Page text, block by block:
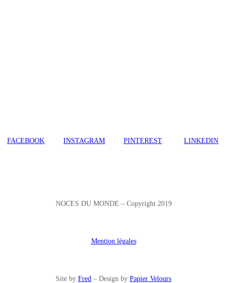
FACEBOOK INSTAGRAM PINTEREST LINKEDIN
NOCES DU MONDE – Copyright 2019
Mention légales
Site by Fred – Design by Papier Velours